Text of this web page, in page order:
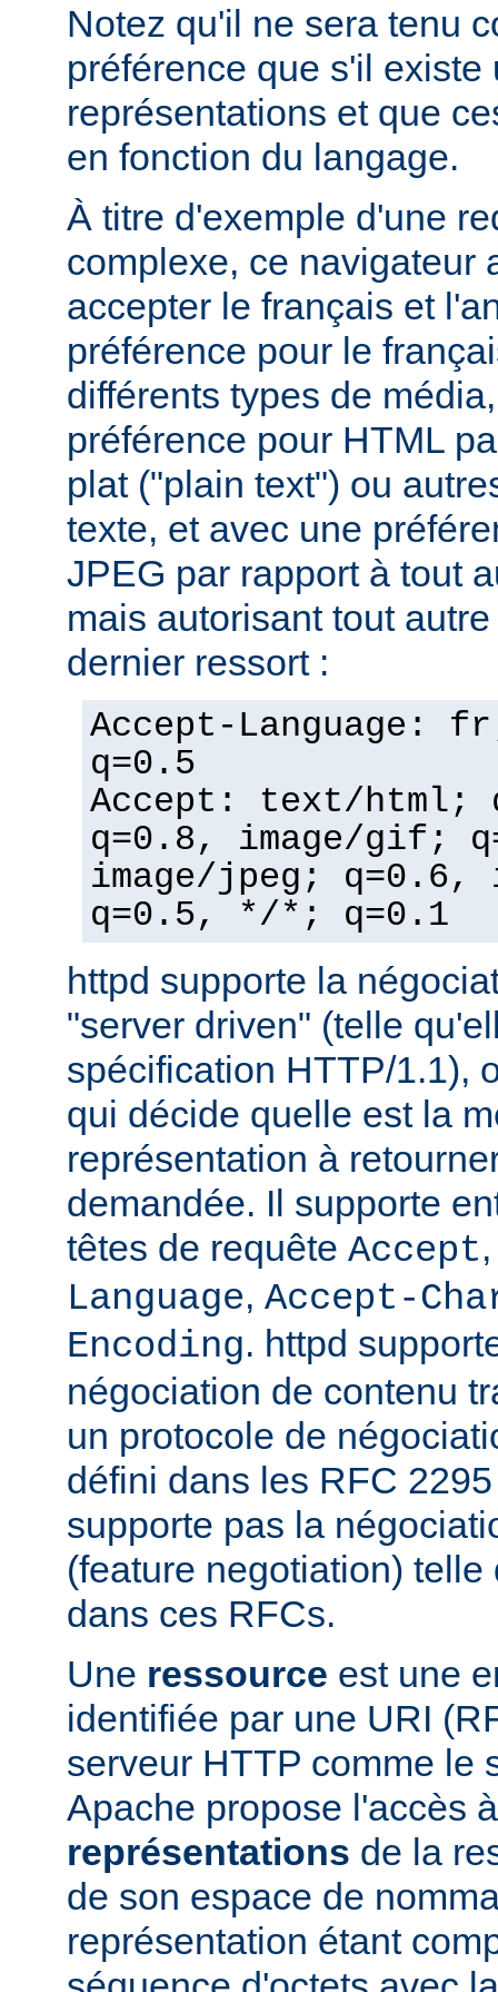
Notez qu'il ne sera tenu
préférence que s'il existe
représentations et que
en fonction du langage.
À titre d'exemple d'une
complexe, ce navigateur
accepter le français et
préférence pour le
différents types de
préférence pour HTML
plat ("plain text") ou
texte, et avec une
JPEG par rapport à tout
mais autorisant tout
dernier ressort :
Accept-Language:
q=0.5
Accept: text/html;
q=0.8, image/gif;
image/jpeg; q=0.6,
q=0.5, */*; q=0.1
httpd supporte la
"server driven" (telle
spécification HTTP/1.1),
qui décide quelle est la
représentation à
demandée. Il supporte
têtes de requête Accept
Language, Accept-
Encoding. httpd
négociation de contenu
un protocole de
défini dans les RFC
supporte pas la
(feature negotiation)
dans ces RFCs.
Une ressource est une
identifiée par une URI
serveur HTTP comme le
Apache propose l'accès
représentations de la
de son espace de
représentation étant